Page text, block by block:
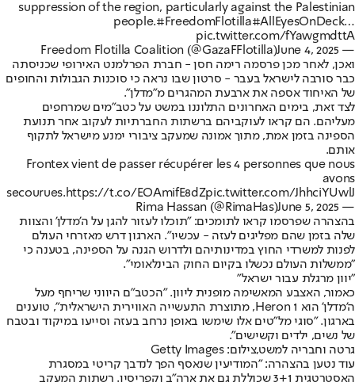
suppression of the region, particularly against the Palestinian
people.#FreedomFlotilla#AllEyesOnDeck…
pic.twitter.com/fYawgmdttA
— Freedom Flotilla Coalition (@GazaFFlotilla)
June 4, 2025
ואכן, לאחר מכן פרסמה רימה חסן - חברת הפרלמנט האירופי שכניסתה
כבר סורבה לישראל בעבר - סרטון שבו נראה כי סוכנות הגבולות והחופים
של האיחוד אספה את ארבעת המהגרים מ"מדלן".
לצד זאת, בימים האחרונים התלוננו במשט על כטב"מים שמרחפים
מעליהם. הם קראו לעוקביהם ברשתות החברתיות לעקוב אחר תנועת
הספינה בזמן אמת, מתוך אמונה שמעקב ציבורי ימנע מישראל לתקוף
אותם.
Frontex vient de passer récupérer les 4 personnes que nous
avons
secourues.https://t.co/EOAmifE8dZpic.twitter.com/JhhciYUwlJ
— Rima Hassan (@RimaHas)
June 5, 2025
בהצהרה שפרסמו קראו לתומכים: "תוכלו לעזור להגן על ה'מדלן' והצוות
שלה בזמן שהם מפליגים לעזה - עכשיו". הארגון דרש מאזרחי העולם
לפנות למשרדי החוץ במדינותיהם ולדרוש הגנה על הספינה, בטענה כי
"ממשלות העולם נכשלו בקיום החוק הבינלאומי".
"יוון מרגלת עבור ישראל"
כאמור, האצבע המאשימה מופנית ליוון. "הכטב"ם היווני שריחף מעל
ה'מדלן' הוא Heron 1, מתוצרת התעשייה האווירית הישראלית", טוענים
בארגון. "סוגי מל"טים אלו שימשו באופן נרחב בעזה וסייעו במיקוד ובטבח
של נשים, ילדים וקשישים".
גרטה וחבריה למשט,צילום: Getty Images
עוד נטען בהצהרה: "המודיעין שנאסף הפך לנדבך קריטי במסגרת
האסטרטגית 3+1 שכוללת גם את ארה"ב וקפריסין. רשתות המעקב